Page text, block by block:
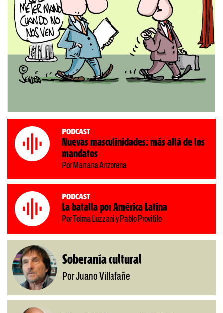
Podcast
Nuevas masculinidades: más allá de los
mandatos
Por Mariana Anzorena
Podcast
La batalla por América Latina
Por Telma Luzzani y Pablo Provitilo
Soberanía cultural
Por Juano Villafañe